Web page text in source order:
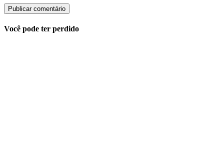
Você pode ter perdido